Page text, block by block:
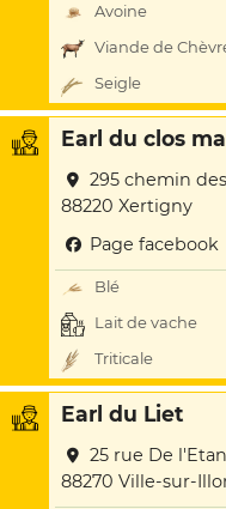
Avoine
Viande de
Seigle
Earl du clos
295 chemin
88220 Xertigny
Page facebook
Blé
Lait de vache
Triticale
Earl du Liet
25 rue De
88270 Ville-sur-